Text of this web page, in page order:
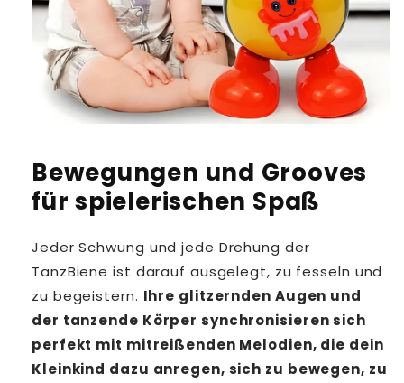
Bewegungen und Grooves
für spielerischen Spaß
Jeder Schwung und jede Drehung der
TanzBiene ist darauf ausgelegt, zu fesseln und
zu begeistern. Ihre glitzernden Augen und
der tanzende Körper synchronisieren sich
perfekt mit mitreißenden Melodien, die dein
Kleinkind dazu anregen, sich zu bewegen, zu